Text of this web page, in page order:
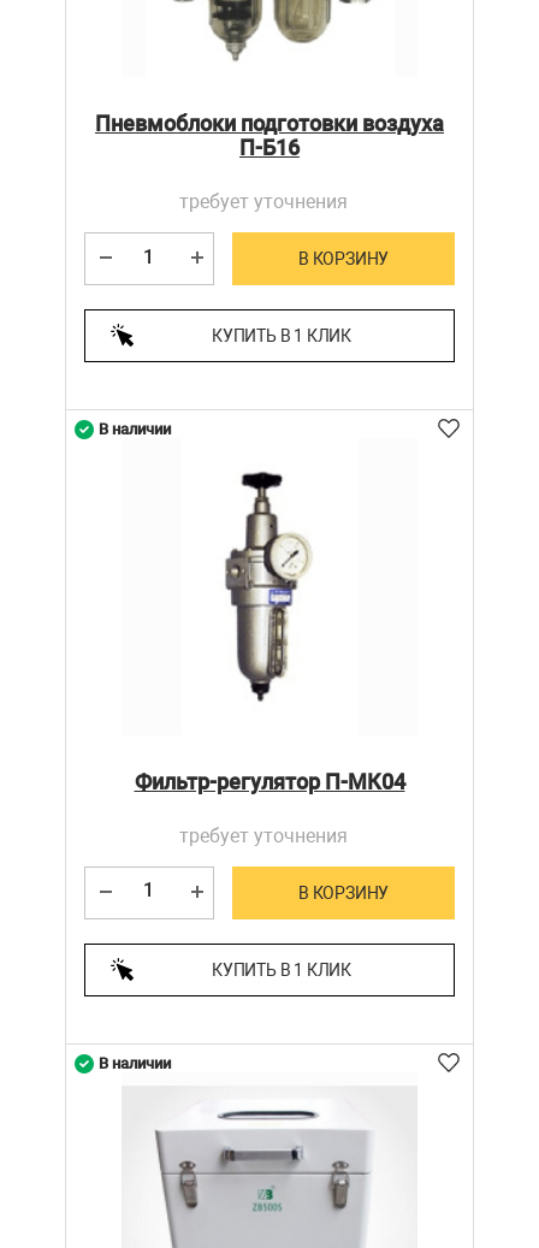
Пневмоблоки подготовки воздуха
П-Б16
требует уточнения
В КОРЗИНУ
КУПИТЬ В 1 КЛИК
Фильтр-регулятор П-МК04
требует уточнения
В КОРЗИНУ
КУПИТЬ В 1 КЛИК
В наличии
В наличии